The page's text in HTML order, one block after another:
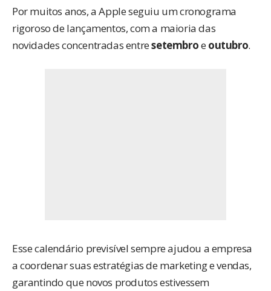
Por muitos anos, a Apple seguiu um cronograma
rigoroso de lançamentos, com a maioria das
novidades concentradas entresetembroe outubro.
Esse calendário previsível sempre ajudou a empresa
a coordenar suas estratégias de marketing e vendas,
garantindo que novos produtos estivessem